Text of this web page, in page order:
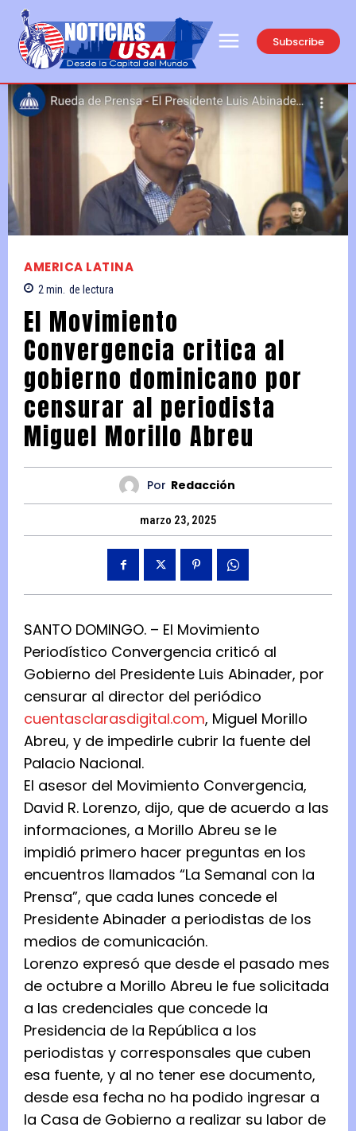
Subscribe
AMERICA LATINA
2 min. de lectura
El Movimiento
Convergencia critica al
gobierno dominicano por
censurar al periodista
Miguel Morillo Abreu
Por Redacción
marzo 23, 2025
SANTO DOMINGO. – El Movimiento
Periodístico Convergencia criticó al
Gobierno del Presidente Luis Abinader, por
censurar al director del periódico
cuentasclarasdigital.com, Miguel Morillo
Abreu, y de impedirle cubrir la fuente del
Palacio Nacional.
El asesor del Movimiento Convergencia,
David R. Lorenzo, dijo, que de acuerdo a las
informaciones, a Morillo Abreu se le
impidió primero hacer preguntas en los
encuentros llamados “La Semanal con la
Prensa”, que cada lunes concede el
Presidente Abinader a periodistas de los
medios de comunicación.
Lorenzo expresó que desde el pasado mes
de octubre a Morillo Abreu le fue solicitada
a las credenciales que concede la
Presidencia de la República a los
periodistas y corresponsales que cuben
esa fuente, y al no tener ese documento,
desde esa fecha no ha podido ingresar a
la Casa de Gobierno a realizar su labor de